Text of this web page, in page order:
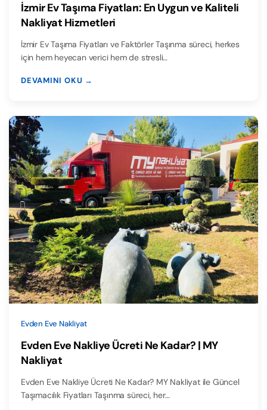
İzmir Ev Taşıma Fiyatları: En Uygun ve Kaliteli
Nakliyat Hizmetleri
İzmir Ev Taşıma Fiyatları ve Faktörler Taşınma süreci, herkes
için hem heyecan verici hem de stresli…
DEVAMINI OKU →
Evden Eve Nakliyat
Evden Eve Nakliye Ücreti Ne Kadar? | MY
Nakliyat
Evden Eve Nakliye Ücreti Ne Kadar? MY Nakliyat ile Güncel
Taşımacılık Fiyatları Taşınma süreci, her…